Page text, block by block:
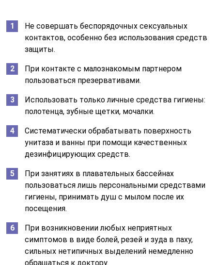
Не совершать беспорядочных сексуальных
контактов, особенно без использования средств
защиты.
При контакте с малознакомым партнером
пользоваться презервативами.
Использовать только личные средства гигиены:
полотенца, зубные щетки, мочалки.
Систематически обрабатывать поверхность
унитаза и ванны при помощи качественных
дезинфицирующих средств.
При занятиях в плавательных бассейнах
пользоваться лишь персональными средствами
гигиены, принимать душ с мылом после их
посещения.
При возникновении любых неприятных
симптомов в виде болей, резей и зуда в паху,
сильных нетипичных выделений немедленно
обращаться к доктору.